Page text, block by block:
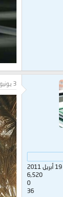
19 أبريل 2011
6,520
0
36
3 يونيو 2026